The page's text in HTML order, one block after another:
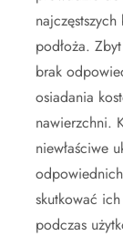
podłoża.
brak
osiadania
nawierzchni.
niewłaściwe
skutkować
podczas